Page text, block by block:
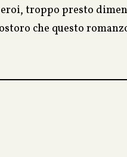
eroi, troppo presto
che questo
tedesca; la decisione